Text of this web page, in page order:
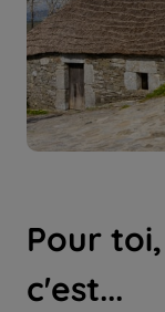
Pour
c'est...